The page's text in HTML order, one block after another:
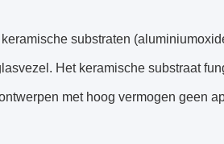
substraten
Het keramische substraat
met hoog vermogen geen